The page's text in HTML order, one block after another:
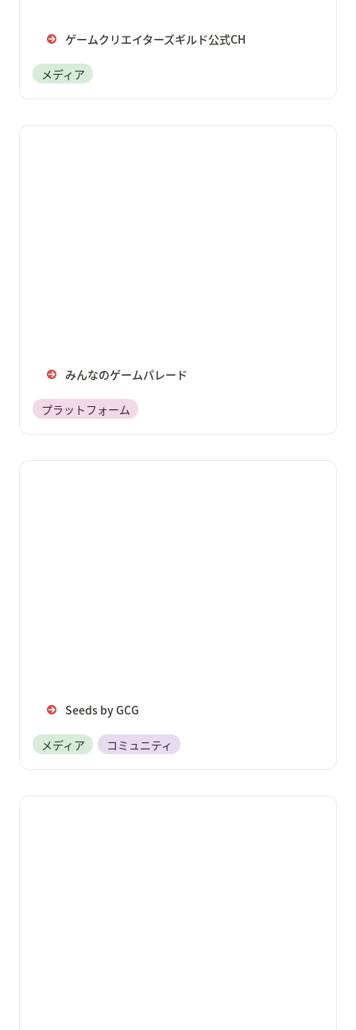
ゲームクリエイターズギルド公式CH
メディア
みんなのゲームパレード
みんなのゲームパレード
プラットフォーム
Seeds by GCG
Seeds by GCG
メディア コミュニティ
ゲームクリエイターズギルド for フリーランス